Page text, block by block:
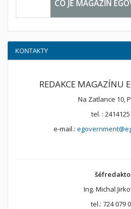
CO JE MAGAZÍN
KONTAKTY
REDAKCE MAGAZÍNU
Na Zatlance 10,
tel. :
e-mail.:
Ing. Michal
tel.: 724 079